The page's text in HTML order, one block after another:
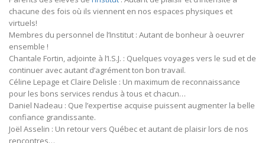
chacune des fois où ils viennent en nos espaces physiques et
virtuels!
Membres du personnel de l’Institut : Autant de bonheur à oeuvrer
ensemble !
Chantale Fortin, adjointe à l’I.S.J. : Quelques voyages vers le sud et de
continuer avec autant d’agrément ton bon travail.
Céline Lepage et Claire Delisle : Un maximum de reconnaissance
pour les bons services rendus à tous et chacun…
Daniel Nadeau : Que l’expertise acquise puissent augmenter la belle
confiance grandissante.
Joël Asselin : Un retour vers Québec et autant de plaisir lors de nos
rencontres…